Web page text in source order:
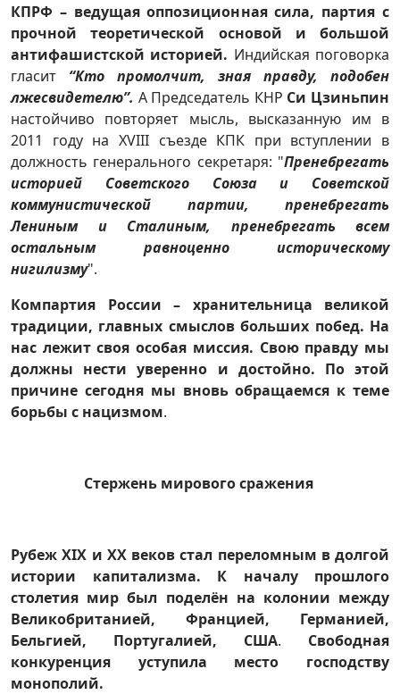
КПРФ – ведущая оппозиционная сила, партия с
прочной теоретической основой и большой
антифашистской историей. Индийская поговорка
гласит
“Кто промолчит, зная правду, подобен
лжесвидетелю”. А Председатель КНР Си Цзиньпин
настойчиво повторяет мысль, высказанную им в
2011 году на XVIII съезде КПК при вступлении в
должность генерального секретаря: "Пренебрегать
историей Советского Союза и Советской
коммунистической партии, пренебрегать
Лениным и Сталиным, пренебрегать всем
остальным равноценно историческому
нигилизму".
Компартия России – хранительница великой
традиции, главных смыслов больших побед. На
нас лежит своя особая миссия. Свою правду мы
должны нести уверенно и достойно. По этой
причине сегодня мы вновь обращаемся к теме
борьбы с нацизмом.
Стержень мирового сражения
Рубеж XIX и XX веков стал переломным в долгой
истории капитализма. К началу прошлого
столетия мир был поделён на колонии между
Великобританией, Францией, Германией,
Бельгией, Португалией, США. Свободная
конкуренция уступила место господству
монополий.